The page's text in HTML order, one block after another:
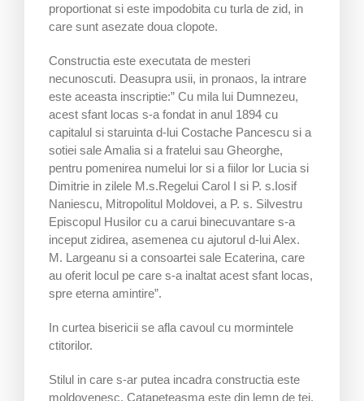
proportionat si este impodobita cu turla de zid, in
care sunt asezate doua clopote.
Constructia este executata de mesteri
necunoscuti. Deasupra usii, in pronaos, la intrare
este aceasta inscriptie:” Cu mila lui Dumnezeu,
acest sfant locas s-a fondat in anul 1894 cu
capitalul si staruinta d-lui Costache Pancescu si a
sotiei sale Amalia si a fratelui sau Gheorghe,
pentru pomenirea numelui lor si a fiilor lor Lucia si
Dimitrie in zilele M.s.Regelui Carol I si P. s.Iosif
Naniescu, Mitropolitul Moldovei, a P. s. Silvestru
Episcopul Husilor cu a carui binecuvantare s-a
inceput zidirea, asemenea cu ajutorul d-lui Alex.
M. Largeanu si a consoartei sale Ecaterina, care
au oferit locul pe care s-a inaltat acest sfant locas,
spre eterna amintire”.
In curtea bisericii se afla cavoul cu mormintele
ctitorilor.
Stilul in care s-ar putea incadra constructia este
moldovenesc. Catapeteasma este din lemn de tei,